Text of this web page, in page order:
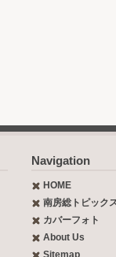
Navigation
HOME
南房総トピック
カバーフォト
About Us
Sitemap